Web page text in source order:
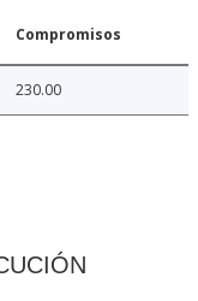
Compromisos
230.00